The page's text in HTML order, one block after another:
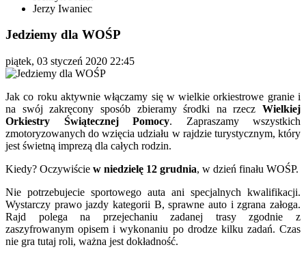
Jerzy Iwaniec
Jedziemy dla WOŚP
piątek, 03 styczeń 2020 22:45
Jak co roku aktywnie włączamy się w wielkie orkiestrowe granie i
na swój zakręcony sposób zbieramy środki na rzecz Wielkiej
Orkiestry Świątecznej Pomocy. Zapraszamy wszystkich
zmotoryzowanych do wzięcia udziału w rajdzie turystycznym, który
jest świetną imprezą dla całych rodzin.
Kiedy? Oczywiście w niedzielę 12 grudnia, w dzień finału WOŚP.
Nie potrzebujecie sportowego auta ani specjalnych kwalifikacji.
Wystarczy prawo jazdy kategorii B, sprawne auto i zgrana załoga.
Rajd polega na przejechaniu zadanej trasy zgodnie z
zaszyfrowanym opisem i wykonaniu po drodze kilku zadań. Czas
nie gra tutaj roli, ważna jest dokładność.